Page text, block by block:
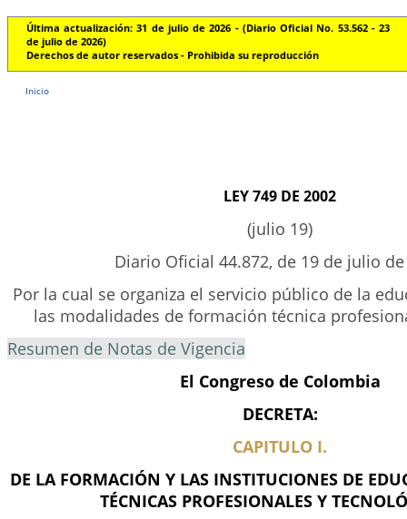
Última actualización: 31 de julio de 2026 - (Diario Oficial No. 53.562 - 23
de julio de 2026)
Derechos de autor reservados - Prohibida su reproducción
Inicio
LEY 749 DE 2002
(julio 19)
Diario Oficial 44.872, de 19 de julio
Por la cual se organiza el servicio público de la
las modalidades de formación técnica
Resumen de Notas de Vigencia
El Congreso de Colombia
DECRETA:
CAPITULO I.
DE LA FORMACIÓN Y LAS INSTITUCIONES DE
TÉCNICAS PROFESIONALES Y